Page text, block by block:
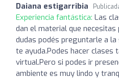
Daiana estigarribia
Experiencia fantástica: Las
dan el material que necesitas
dudas podés preguntarle a la
te ayuda.Podes hacer clases
virtual.Pero si podes ir
ambiente es muy lindo y